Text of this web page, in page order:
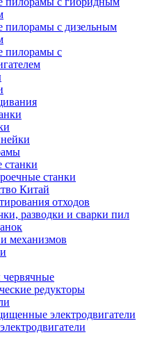
пилорамы с дизельным
пилорамы с
станки
станки
Китай
отходов
разводки и сварки пил
механизмов
червячные
редукторы
электродвигатели